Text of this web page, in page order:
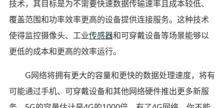
技术，其目标是为不需要快速数据传输速率且成本较低、
覆盖范围和功率效率更高的设备提供连接服务。这种技术
使得监控摄像头、工业传感器和可穿戴设备等场景能够以
更低的成本和更高的效率运行。
G网络将拥有更大的容量和更快的数据处理速度，将有
可能通过手机、可穿戴设备和其他网络硬件推出更多新服